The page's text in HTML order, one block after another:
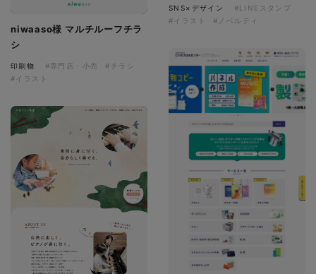
niwaaso様 マルチルーフチラ
シ
印刷物 #専門店・小売
#チラシ
#イラスト
SNS×デザイン
#LINEスタンプ
#イラスト
#ノベルティ